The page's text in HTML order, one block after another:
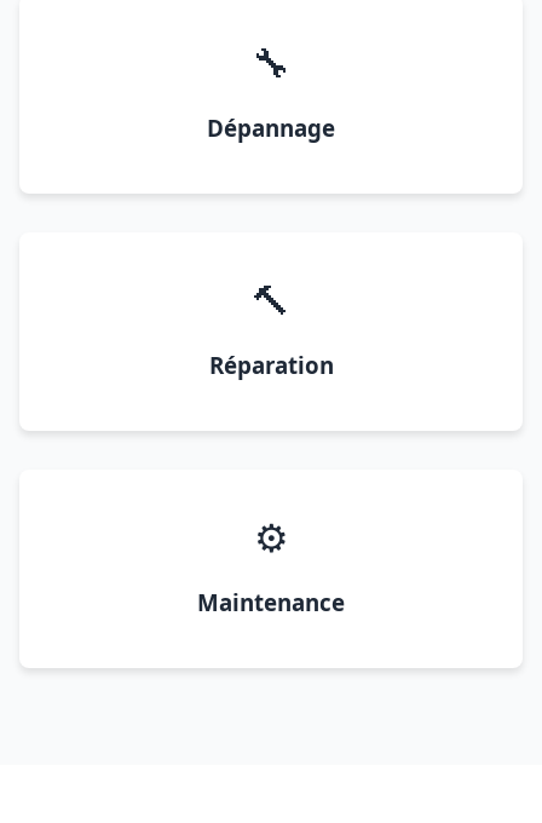
🔧
Dépannage
🔨
Réparation
⚙️
Maintenance